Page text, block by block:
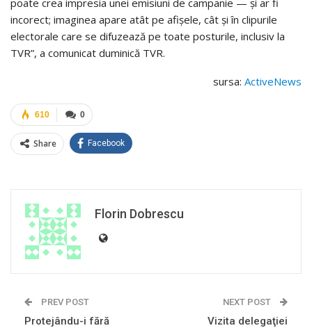
incorect; imaginea apare atât pe afișele, cât și în clipurile
electorale care se difuzează pe toate posturile, inclusiv la
TVR”, a comunicat duminică TVR.
sursa: ActiveNews
0
610
Share Facebook
Florin Dobrescu
PREV POST
Protejându-i fără
NEXT POST
Vizita delegaţiei